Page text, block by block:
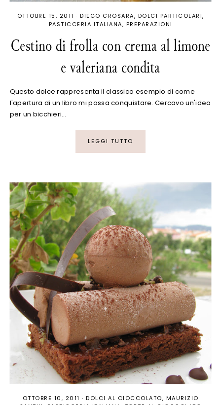
OTTOBRE 15, 2011 · DIEGO CROSARA
DOLCI PARTICOLARI
PASTICCERIA ITALIANA
PREPARAZIONI
Cestino di frolla con crema al limone
e valeriana condita
Questo dolce rappresenta il classico esempio di come
l'apertura di un libro mi possa conquistare. Cercavo un'idea
per un bicchieri…
LEGGI TUTTO
OTTOBRE 10, 2011 · DOLCI AL CIOCCOLATO
MAURIZIO